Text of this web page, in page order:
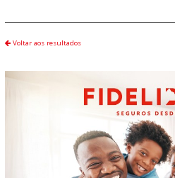
Voltar aos resultados